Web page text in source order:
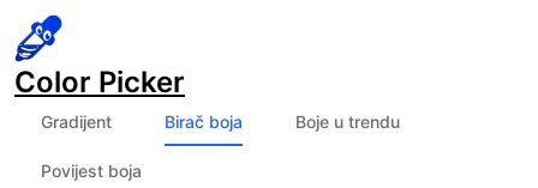
Color Picker
Gradijent Birač boja Boje u trendu
Povijest boja